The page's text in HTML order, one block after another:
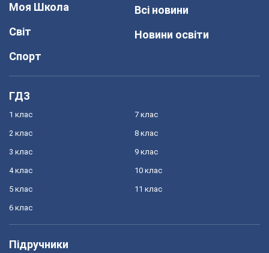
Моя Школа
Світ
Спорт
Всі новини
Новини освіти
ГДЗ
1 клас
2 клас
3 клас
4 клас
5 клас
6 клас
7 клас
8 клас
9 клас
10 клас
11 клас
Підручники